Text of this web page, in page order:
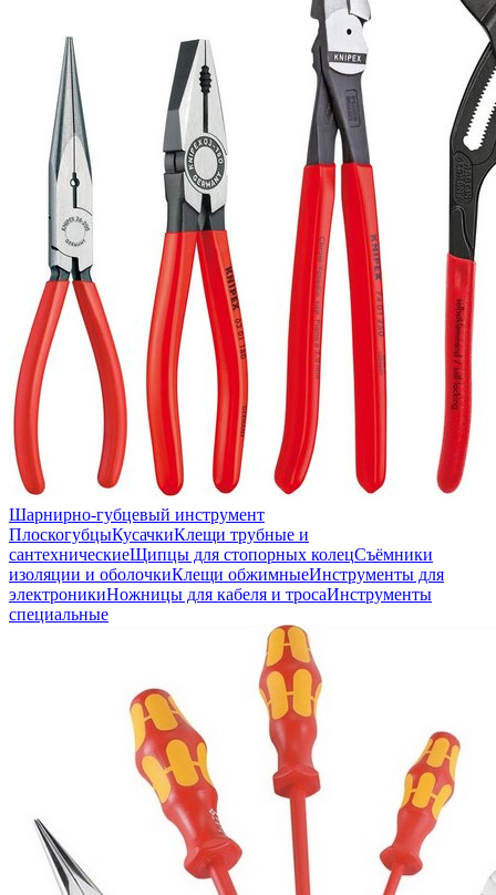
Шарнирно-губцевый инструмент
ПлоскогубцыКусачкиКлещи трубные и
сантехническиеЩипцы для стопорных колецСъёмники
изоляции и оболочкиКлещи обжимныеИнструменты для
электроникиНожницы для кабеля и тросаИнструменты
специальные